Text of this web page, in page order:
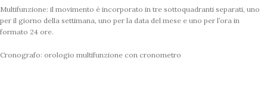
Multifunzione: il movimento è incorporato in tre sottoquadranti separati, uno
per il giorno della settimana, uno per la data del mese e uno per l’ora in
formato 24 ore.
Cronografo: orologio multifunzione con cronometro